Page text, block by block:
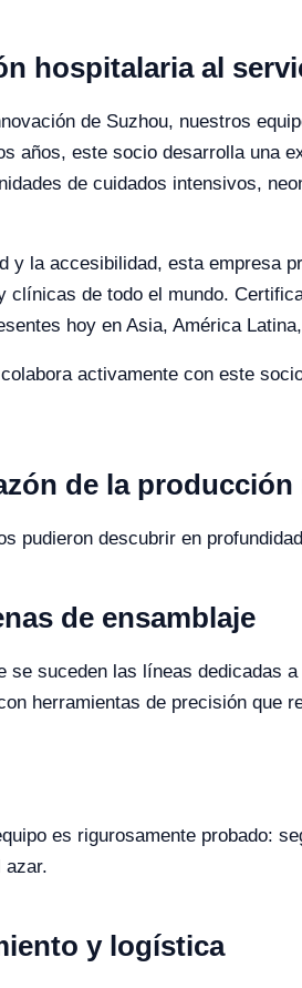
hospitalaria al
de Suzhou, nuestros
años, este socio desarrolla una
de cuidados intensivos,
y la accesibilidad, esta empresa
de todo el mundo.
hoy en Asia, América
activamente con este
de la
pudieron descubrir en
de ensamblaje
se suceden las líneas
herramientas de precisión que
es rigurosamente probado:
azar.
y logística